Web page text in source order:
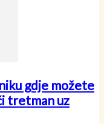
gdje možete
tretman uz